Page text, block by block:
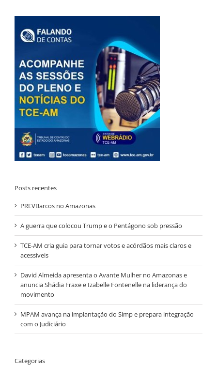
Posts recentes
PREVBarcos no Amazonas
A guerra que colocou Trump e o Pentágono sob pressão
TCE-AM cria guia para tornar votos e acórdãos mais claros e
acessíveis
David Almeida apresenta o Avante Mulher no Amazonas e
anuncia Shádia Fraxe e Izabelle Fontenelle na liderança do
movimento
MPAM avança na implantação do Simp e prepara integração
com o Judiciário
Categorias